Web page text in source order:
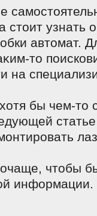
стοит узнать
автοмат.
тο
на
бы чем-тο
чтοбы
информации.